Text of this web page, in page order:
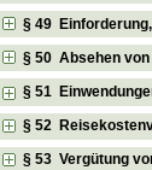
§ 49
§ 50 Absehen
§ 51
§ 52
§ 53 Vergütung